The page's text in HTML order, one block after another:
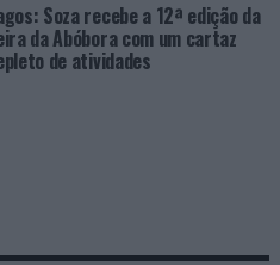
Soza recebe a 12ª edição da
da Abóbora com um cartaz
de atividades